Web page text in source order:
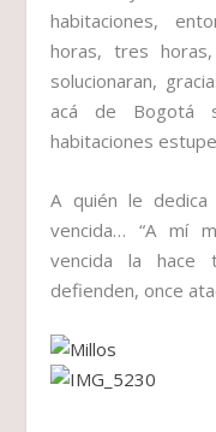
habitaciones,
horas, tres
solucionaran,
acá de Bogotá
habitaciones
A quién le
vencida… “A mí
vencida la hace
defienden, once